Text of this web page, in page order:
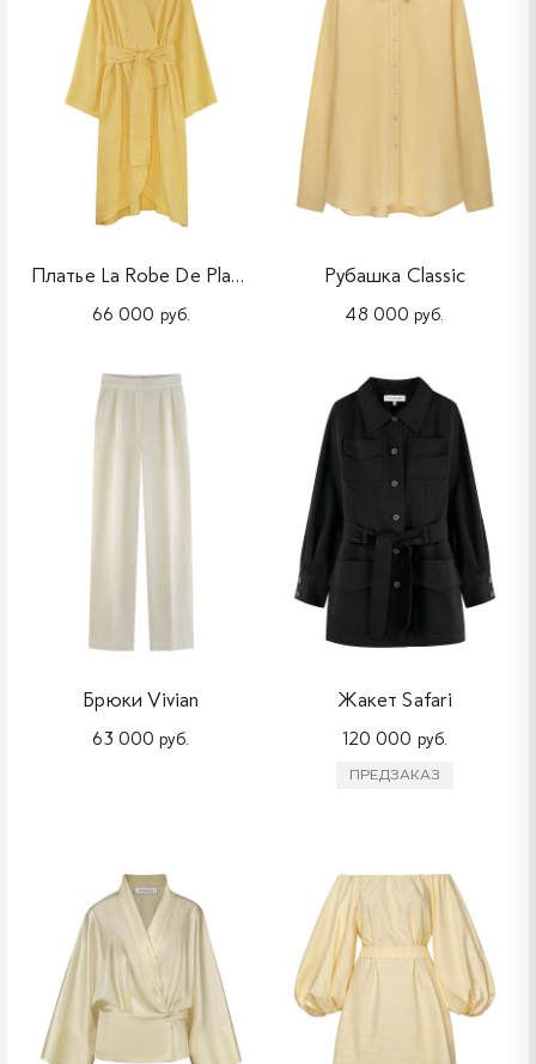
Платье La Robe De Plage Midi
66 000 руб.
Рубашка Classic
48 000 руб.
Брюки Vivian
63 000 руб.
Жакет Safari
120 000 руб.
ПРЕДЗАКАЗ